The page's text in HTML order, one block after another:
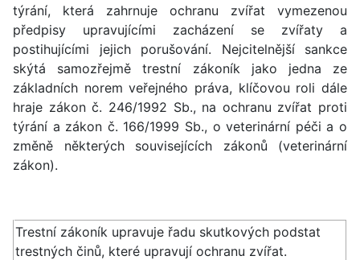
týrání, která zahrnuje ochranu zvířat vymezenou
předpisy upravujícími zacházení se zvířaty a
postihujícími jejich porušování. Nejcitelnější sankce
skýtá samozřejmě trestní zákoník jako jedna ze
základních norem veřejného práva, klíčovou roli dále
hraje zákon č. 246/1992 Sb., na ochranu zvířat proti
týrání a zákon č. 166/1999 Sb., o veterinární péči a o
změně některých souvisejících zákonů (veterinární
zákon).
Trestní zákoník upravuje řadu skutkových podstat
trestných činů, které upravují ochranu zvířat.